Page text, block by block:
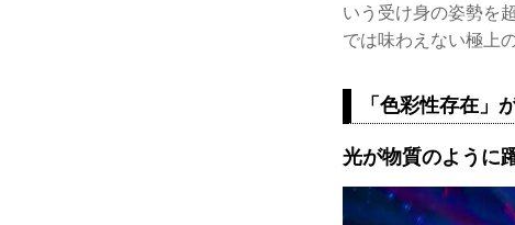
いう受け身の姿勢を
では味わえない極上
「色彩性存在」
光が物質のように